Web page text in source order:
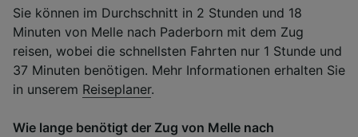
Sie können im Durchschnitt in 2 Stunden und 18
Minuten von Melle nach Paderborn mit dem Zug
reisen, wobei die schnellsten Fahrten nur 1 Stunde und
37 Minuten benötigen. Mehr Informationen erhalten Sie
in unserem Reiseplaner.
Wie lange benötigt der Zug von Melle nach